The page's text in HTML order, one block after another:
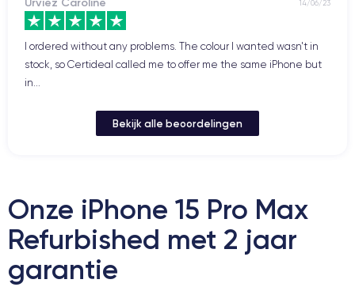
colour I wanted wasn't in
me the same iPhone but
Very pleased, I'm delighted with my
Bekijk alle beoordelingen
Onze iPhone 15 Pro Max
Refurbished met 2 jaar
garantie